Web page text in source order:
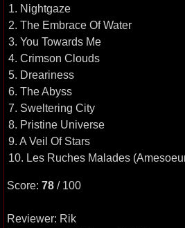
1. Nightgaze
2. The Embrace Of Water
3. You Towards Me
4. Crimson Clouds
5. Dreariness
6. The Abyss
7. Sweltering City
8. Pristine Universe
9. A Veil Of Stars
10. Les Ruches Malades
Score: 78 / 100
Reviewer: Rik